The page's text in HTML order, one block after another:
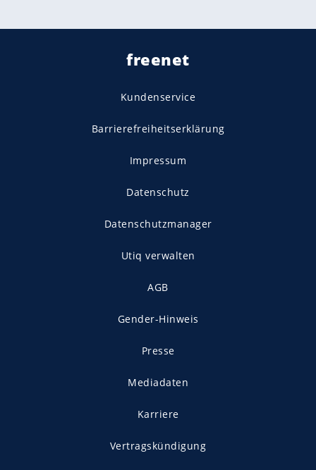
freenet
Kundenservice
Barrierefreiheitserklärung
Impressum
Datenschutz
Datenschutzmanager
Utiq verwalten
AGB
Gender-Hinweis
Presse
Mediadaten
Karriere
Vertragskündigung